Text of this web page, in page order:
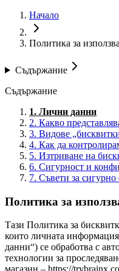
Начало
Политика за
Съдържание
Съдържание
1. Лични данни
2. Какво
3. Видове
4. Как да
5. Изтриване на
6. Сигурност и
7. Съвети за
Политика за
Тази Политика за
които личната
данни“) се обработва с
технологии за